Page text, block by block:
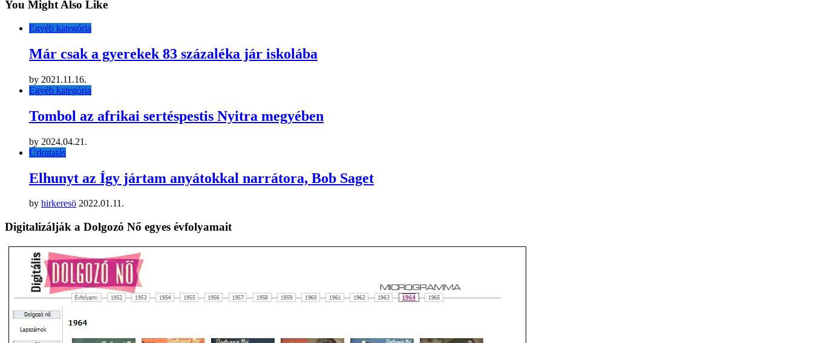
You Might Also Like
Egyéb kategória
Már csak a gyerekek 83 százaléka jár iskolába
by 2021.11.16.
Egyéb kategória
Tombol az afrikai sertéspestis Nyitra megyében
by 2024.04.21.
Űrkutatás
Elhunyt az Így jártam anyátokkal narrátora, Bob Saget
by hirkeresö 2022.01.11.
Digitalizálják a Dolgozó Nő egyes évfolyamait